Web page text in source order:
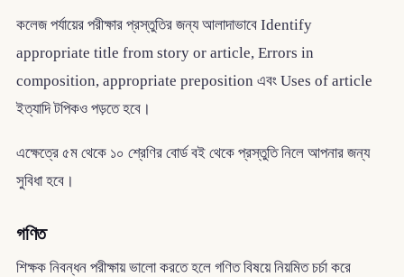
কলেজ পর্যায়ের পরীক্ষার প্রস্তুতির জন্য আলাদাভাবে Identify
appropriate title from story or article, Errors in
composition, appropriate preposition এবং Uses of article
ইত্যাদি টপিকও পড়তে হবে।
এক্ষেত্রে ৫ম থেকে ১০ শ্রেণির বোর্ড বই থেকে প্রস্তুতি নিলে আপনার জন্য
সুবিধা হবে।
গণিত
শিক্ষক নিবন্ধন পরীক্ষায় ভালো করতে হলে গণিত বিষয়ে নিয়মিত চর্চা করে